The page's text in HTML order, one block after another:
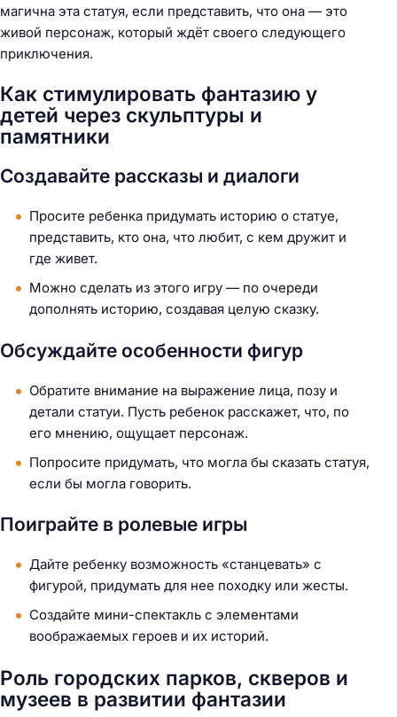
магична эта статуя, если представить, что она — это
живой персонаж, который ждёт своего следующего
приключения.
Как стимулировать фантазию у
детей через скульптуры и
памятники
Создавайте рассказы и диалоги
Просите ребенка придумать историю о статуе,
представить, кто она, что любит, с кем дружит и
где живет.
Можно сделать из этого игру — по очереди
дополнять историю, создавая целую сказку.
Обсуждайте особенности фигур
Обратите внимание на выражение лица, позу и
детали статуи. Пусть ребенок расскажет, что, по
его мнению, ощущает персонаж.
Попросите придумать, что могла бы сказать статуя,
если бы могла говорить.
Поиграйте в ролевые игры
Дайте ребенку возможность «станцевать» с
фигурой, придумать для нее походку или жесты.
Создайте мини-спектакль с элементами
воображаемых героев и их историй.
Роль городских парков, скверов и
музеев в развитии фантазии